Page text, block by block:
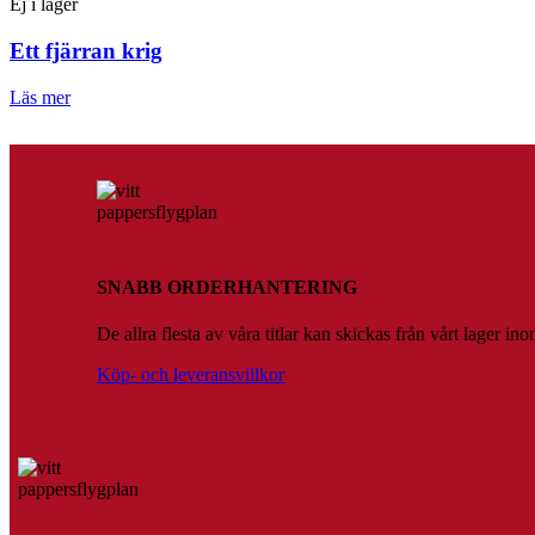
Ej i lager
Ett fjärran krig
Läs mer
SNABB ORDERHANTERING
De allra flesta av våra titlar kan skickas från vårt lager
Köp- och leveransvillkor